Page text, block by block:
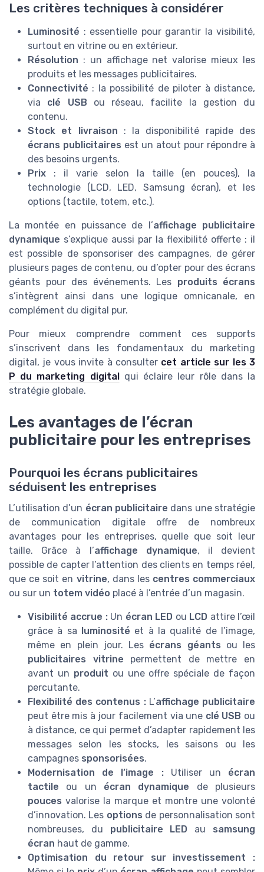
Les critères techniques à considérer
Luminosité : essentielle pour garantir la visibilité,
surtout en vitrine ou en extérieur.
Résolution : un affichage net valorise mieux les
produits et les messages publicitaires.
Connectivité : la possibilité de piloter à distance,
via clé USB ou réseau, facilite la gestion du
contenu.
Stock et livraison : la disponibilité rapide des
écrans publicitaires est un atout pour répondre à
des besoins urgents.
Prix : il varie selon la taille (en pouces), la
technologie (LCD, LED, Samsung écran), et les
options (tactile, totem, etc.).
La montée en puissance de l’affichage publicitaire
dynamique s’explique aussi par la flexibilité offerte : il
est possible de sponsoriser des campagnes, de gérer
plusieurs pages de contenu, ou d’opter pour des écrans
géants pour des événements. Les produits écrans
s’intègrent ainsi dans une logique omnicanale, en
complément du digital pur.
Pour mieux comprendre comment ces supports
s’inscrivent dans les fondamentaux du marketing
digital, je vous invite à consulter cet article sur les 3
P du marketing digitalqui éclaire leur rôle dans la
stratégie globale.
Les avantages de l’écran
publicitaire pour les entreprises
Pourquoi les écrans publicitaires
séduisent les entreprises
L’utilisation d’un écran publicitaire dans une stratégie
de communication digitale offre de nombreux
avantages pour les entreprises, quelle que soit leur
taille. Grâce à l’affichage dynamique, il devient
possible de capter l’attention des clients en temps réel,
que ce soit en vitrine, dans les centres commerciaux
ou sur un totem vidéo placé à l’entrée d’un magasin.
Visibilité accrue :Un écran LED ou LCD attire l’œil
grâce à sa
luminosité et à la qualité de l’image,
même en plein jour. Les écrans géants ou les
publicitaires vitrine permettent de mettre en
avant un produit ou une offre spéciale de façon
percutante.
Flexibilité des contenus :L’affichage publicitaire
peut être mis à jour facilement via une clé USB ou
à distance, ce qui permet d’adapter rapidement les
messages selon les stocks, les saisons ou les
campagnes sponsorisées.
Modernisation de l’image :Utiliser un écran
tactile ou un écran dynamique de plusieurs
pouces valorise la marque et montre une volonté
d’innovation. Les options de personnalisation sont
nombreuses, du publicitaire LED au samsung
écran haut de gamme.
Optimisation du retour sur investissement :